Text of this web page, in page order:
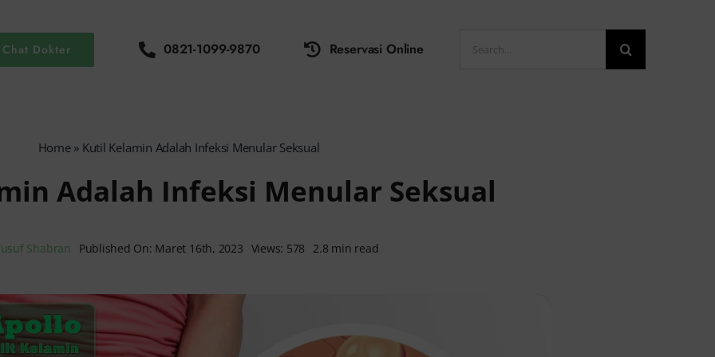
Chat Dokter 0821-1099-9870 Reservasi Online
for:
Home» Kutil Kelamin Adalah Infeksi Menular Seksual
Adalah Infeksi Menular Seksual
Shabran Published On: Maret 16th, 2023 Views: 578 2.8 min read